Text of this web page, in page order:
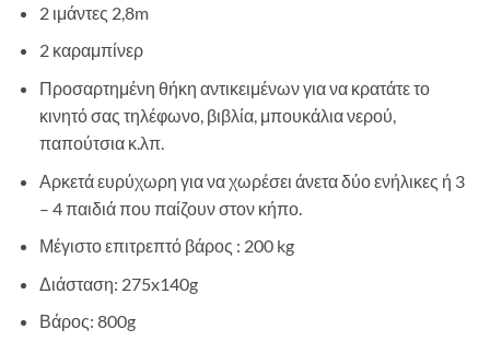
2 ιμάντες 2,8m
2 καραμπίνερ
Προσαρτημένη θήκη αντικειμένων για να κρατάτε το
κινητό σας τηλέφωνο, βιβλία, μπουκάλια νερού,
παπούτσια κ.λπ.
Αρκετά ευρύχωρη για να χωρέσει άνετα δύο ενήλικες ή 3
– 4 παιδιά που παίζουν στον κήπο.
Μέγιστο επιτρεπτό βάρος : 200 kg
Διάσταση: 275x140g
Βάρος: 800g